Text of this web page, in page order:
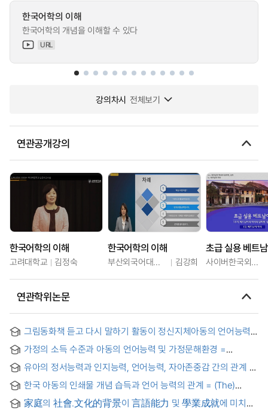
한국어학의 이해
한국어학의 개념을 이해할 수 있다
URL
강의차시 전체보기
연관공개강의
한국어학의 이해
고려대학교 김정숙
한국어학의 이해
부산외국어대학교 김강희
초급 실용 베트
사이버한국외국어대학교
연관학위논문
그림동화책 듣고 다시 말하기 활동이 정신지체아동의 언어능력
향상에 미치는 효과 = The Effect of Listening and Speaking
Activities Using Picture Storybooks on Language Ability of
Mentally Retarded Children
가정의 소득 수준과 아동의 언어능력 및 가정문해환경 =
Influence of the family income, children's language ability
and home literacy environment
유아의 정서능력과 인지능력, 언어능력, 자아존중감 간의 관계
한국 아동의 인쇄물 개념 습득과 언어 능력의 관계 = (The)
relationships between print concepts and language ability
in 4- to 6-year old Korean children
家庭의 社會.文化的背景이 言語能力 및 學業成就에 미치는